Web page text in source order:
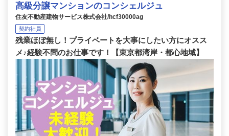
高級分譲マンションのコンシェルジュ
住友不動産建物サービス株式会社/hcf30000ag
契約社員
残業ほぼ無し！プライベートを大事にしたい方にオスス
メ♪経験不問のお仕事です！【東京都湾岸・都心地域】